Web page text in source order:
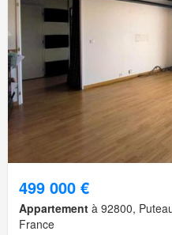
499 000 €
Appartement à 92800,
France